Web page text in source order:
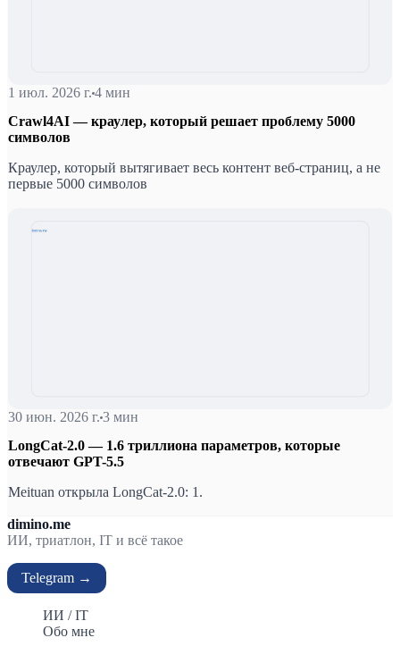
1 июл. 2026 г. 4 мин
Crawl4AI — краулер, который решает проблему 5000
символов
Краулер, который вытягивает весь контент веб-страниц, а не
первые 5000 символов
30 июн. 2026 г. 3 мин
LongCat-2.0 — 1.6 триллиона параметров, которые
отвечают GPT-5.5
Meituan открыла LongCat-2.0: 1.
dimino.me
ИИ, триатлон, IT и всё такое
Telegram →
ИИ / IT
Обо мне